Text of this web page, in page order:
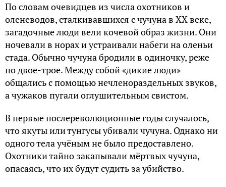
По словам очевидцев из числа охотников и
оленеводов, сталкивавшихся с чучуна в XX веке,
загадочные люди вели кочевой образ жизни. Они
ночевали в норах и устраивали набеги на оленьи
стада. Обычно чучуна бродили в одиночку, реже
по двое-трое. Между собой «дикие люди»
общались с помощью нечленораздельных звуков,
а чужаков пугали оглушительным свистом.
В первые послереволюционные годы случалось,
что якуты или тунгусы убивали чучуна. Однако ни
одного тела учёным не было предоставлено.
Охотники тайно закапывали мёртвых чучуна,
опасаясь, что их будут судить за убийство.